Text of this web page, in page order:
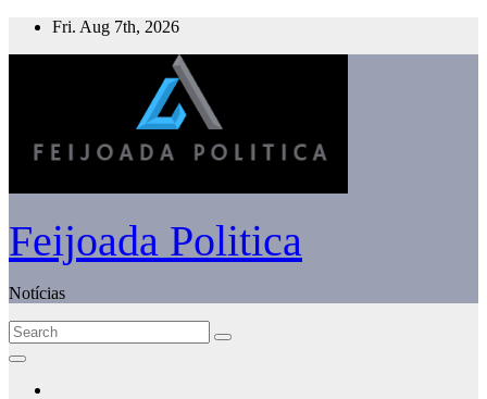
Skip
Fri. Aug 7th, 2026
Feijoada Politica
Notícias